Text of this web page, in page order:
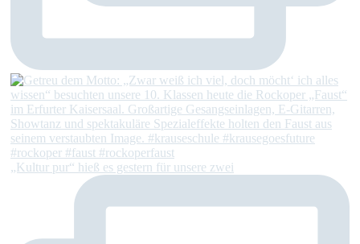
„Kultur pur“ hieß es gestern für unsere zwei